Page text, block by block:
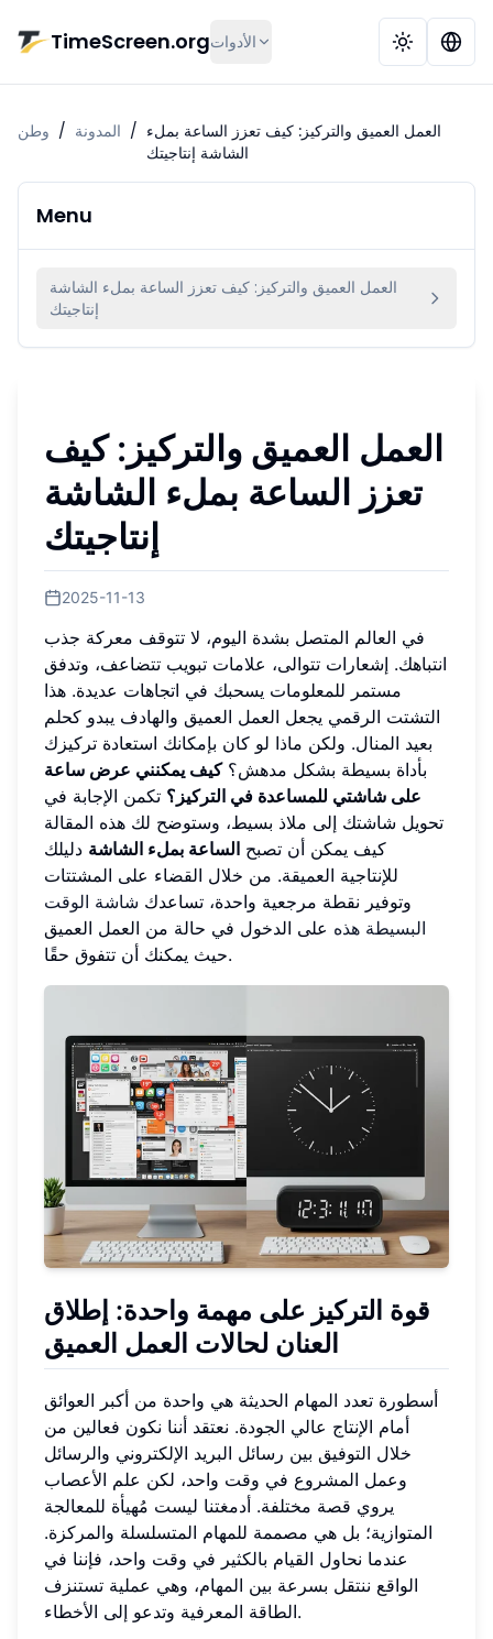
TimeScreen.orgالأدوات
وطن / المدونة / العمل العميق والتركيز: كيف تعزز الساعة بملء
الشاشة إنتاجيتك
Menu
العمل العميق والتركيز: كيف تعزز الساعة بملء الشاشة
إنتاجيتك
العمل العميق والتركيز: كيف
تعزز الساعة بملء الشاشة
إنتاجيتك
2025-11-13
في العالم المتصل بشدة اليوم، لا تتوقف معركة جذب
انتباهك. إشعارات تتوالى، علامات تبويب تتضاعف، وتدفق
مستمر للمعلومات يسحبك في اتجاهات عديدة. هذا
التشتت الرقمي يجعل العمل العميق والهادف يبدو كحلم
بعيد المنال. ولكن ماذا لو كان بإمكانك استعادة تركيزك
بأداة بسيطة بشكل مدهش؟كيف يمكنني عرض ساعة
على شاشتي للمساعدة في التركيز؟ تكمن الإجابة في
تحويل شاشتك إلى ملاذ بسيط، وستوضح لك هذه المقالة
كيف يمكن أن تصبح الساعة بملء الشاشة دليلك
للإنتاجية العميقة. من خلال القضاء على المشتتات
وتوفير نقطة مرجعية واحدة، تساعدك شاشة الوقت
البسيطة هذه على الدخول في حالة من العمل العميق
حيث يمكنك أن تتفوق حقًا.
قوة التركيز على مهمة واحدة: إطلاق
العنان لحالات العمل العميق
أسطورة تعدد المهام الحديثة هي واحدة من أكبر العوائق
أمام الإنتاج عالي الجودة. نعتقد أننا نكون فعالين من
خلال التوفيق بين رسائل البريد الإلكتروني والرسائل
وعمل المشروع في وقت واحد، لكن علم الأعصاب
يروي قصة مختلفة. أدمغتنا ليست مُهيأة للمعالجة
المتوازية؛ بل هي مصممة للمهام المتسلسلة والمركزة.
عندما نحاول القيام بالكثير في وقت واحد، فإننا في
الواقع ننتقل بسرعة بين المهام، وهي عملية تستنزف
الطاقة المعرفية وتدعو إلى الأخطاء.